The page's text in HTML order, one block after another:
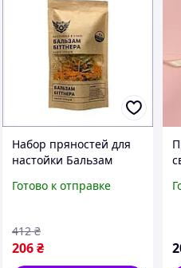
Набор пряностей для
настойки Бальзам
приготовления
домашних условиях
Готово к отправке
206₴
412 ₴